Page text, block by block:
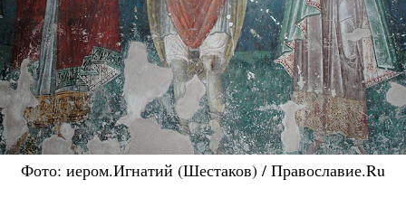
Фото: иером.Игнатий (Шестаков) / Православие.Ru